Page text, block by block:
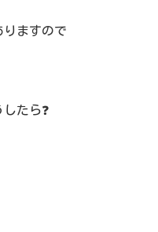
りますので
たら❓